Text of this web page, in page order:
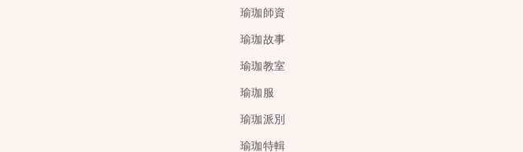
瑜珈師資
瑜珈故事
瑜珈教室
瑜珈服
瑜珈派別
瑜珈特輯